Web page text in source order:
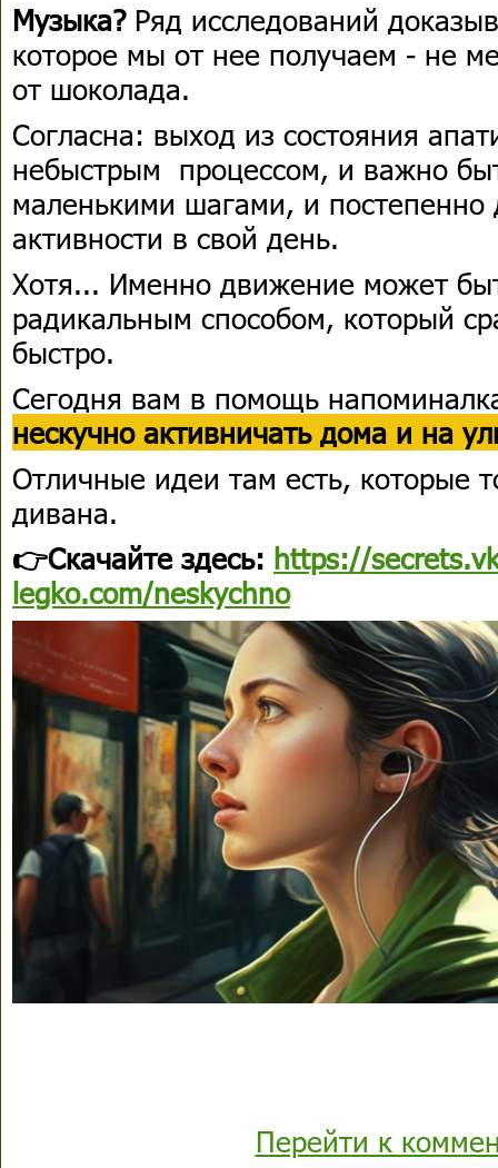
Музыка?Ряд исследований
которое мы от нее получаем - не
от шоколада.
Согласна: выход из состояния
небыстрым процессом, и важно
маленькими шагами, и постепенно
активности в свой день.
Хотя... Именно движение может
радикальным способом, который
быстро.
Сегодня вам в помощь
нескучно активничать дома и на
Отличные идеи там есть, которые
дивана.
👉Скачайте здесь: https://
legko.com/neskychno
Перейти к